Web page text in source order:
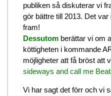
publiken så diskuterar vi
gör bättre till 2013. Det
fram!
Dessutom berättar vi om
köttigheten i kommande
möjligheter att få bröst att
sideways and call me
Vi har sagt det förr och vi